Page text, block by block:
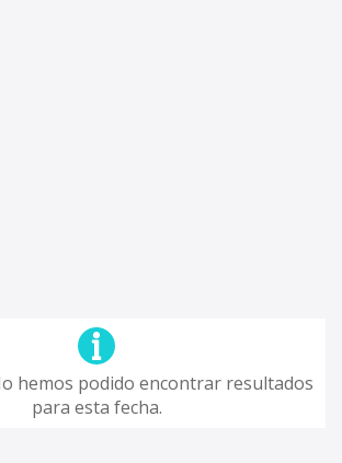
hemos podido encontrar resultados
para esta fecha.